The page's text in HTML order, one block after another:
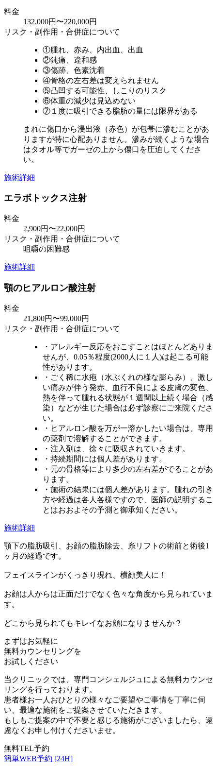
料金
132,000円〜220,000円
リスク・副作用・合併症について
①腫れ、赤み、内出血、出血
②鈍痛、違和感
③傷跡、色素沈着
④骨格の左右差は変えられません
⑤凸凹する可能性、しこりのリスク
⑥体重の減少は見込めない
⑦１度に吸引できる脂肪の量には限界がある
まれに傷口から浸出液（赤色）が包帯に滲むことがあ
りますが特に心配ありません。滲みが続くような場合
はタオル等でガーゼの上から傷口を圧迫してくださ
い。
施術詳細
エラボトックス注射
料金
2,900円〜22,000円
リスク・副作用・合併症について
咀嚼の困難感
施術詳細
顎のヒアルロン酸注射
料金
21,800円〜99,000円
リスク・副作用・合併症について
・アレルギー反応をおこすことはほとんどありま
せんが、0.05％程度(2000人に１人)は起こる可能
性があります。
・ごく稀に水疱（水ぶくれの様な膨らみ）、激し
い痛みが伴う発赤、血行不良による皮膚の変色、
熱を伴って腫れる状態が１週間以上続く場合（感
染）などが生じた場合は必ず診察にご来院くださ
い。
・ヒアルロン酸を万が一溶かしたい場合は、専用
の薬剤で溶解することができます。
・注入剤は、徐々に吸収されていきます。
・持続期間には個人差があります。
・元の骨格等により多少の左右差がでることがあ
ります。
・施術の結果には個人差があります。腫れの引き
方や経過は各人各様ですので、医師の説明するこ
とはおおよその予測と御承知ください。
施術詳細
顎下の脂肪吸引、お顔の脂肪除去、糸リフトの術前と術後1
ヶ月の経過です。
フェイスラインがくっきり現れ、横顔美人に！
お顔は人からは正面だけでなく色々な角度から見られていま
す。
どこから見られてもキレイなお顔になりませんか？
まずはお気軽に
無料カウンセリングを
お試しください
当クリニックでは、専門コンシェルジュによる無料カウンセ
リングを行っております。
患者様お一人おひとりの様々なご要望やご事情を丁寧に伺
い、最適な施術をご提案させていただきます。
もしもご提案の中で不要と感じる施術がございましたら、遠
慮なくお申し付けくださいませ。
無料TEL予約
簡単WEB予約 [24H]